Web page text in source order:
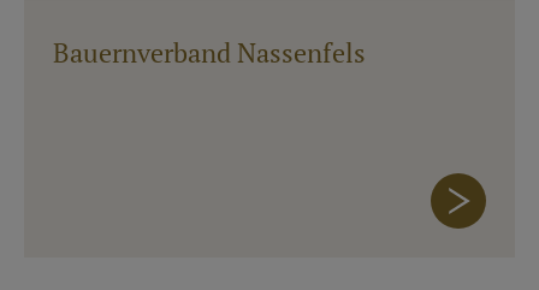
Bauernverband Nassenfels